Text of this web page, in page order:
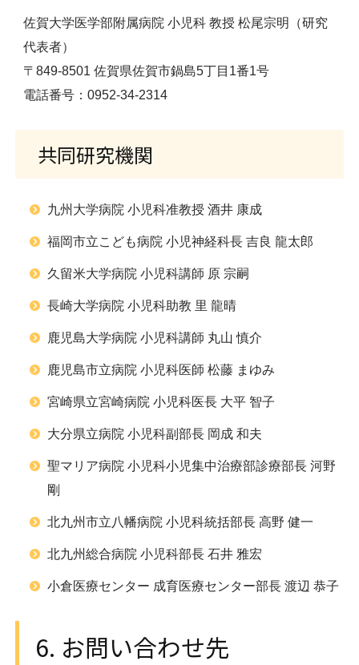
佐賀大学医学部附属病院 小児科 教授 松尾宗明（研究
代表者）
〒849-8501 佐賀県佐賀市鍋島5丁目1番1号
電話番号：0952-34-2314
共同研究機関
九州大学病院 小児科准教授 酒井 康成
福岡市立こども病院 小児神経科長 吉良 龍太郎
久留米大学病院 小児科講師 原 宗嗣
長崎大学病院 小児科助教 里 龍晴
鹿児島大学病院 小児科講師 丸山 慎介
鹿児島市立病院 小児科医師 松藤 まゆみ
宮崎県立宮崎病院 小児科医長 大平 智子
大分県立病院 小児科副部長 岡成 和夫
聖マリア病院 小児科小児集中治療部診療部長 河野
剛
北九州市立八幡病院 小児科統括部長 高野 健一
北九州総合病院 小児科部長 石井 雅宏
小倉医療センター 成育医療センター部長 渡辺 恭子
6. お問い合わせ先